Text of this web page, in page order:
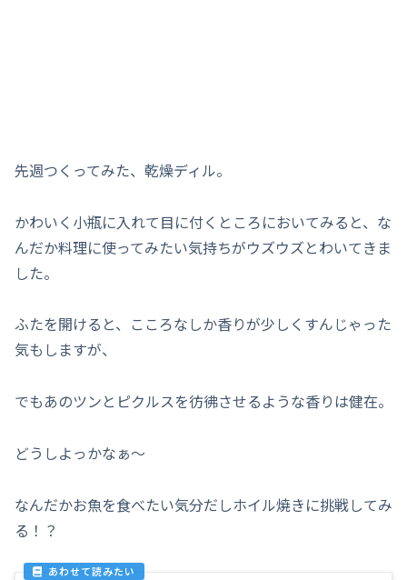
先週つくってみた、乾燥ディル。
かわいく小瓶に入れて目に付くところにおいてみると、な
んだか料理に使ってみたい気持ちがウズウズとわいてきま
した。
ふたを開けると、こころなしか香りが少しくすんじゃった
気もしますが、
でもあのツンとピクルスを彷彿させるような香りは健在。
どうしよっかなぁ～
なんだかお魚を食べたい気分だしホイル焼きに挑戦してみ
る！？